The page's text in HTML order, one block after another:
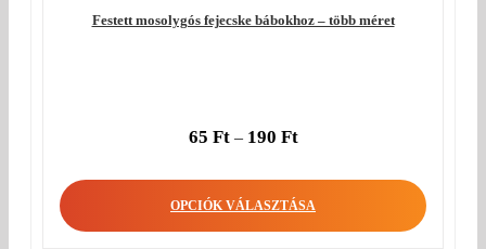
Festett mosolygós fejecske bábokhoz – több méret
65 Ft– 190 Ft
OPCIÓK VÁLASZTÁSA